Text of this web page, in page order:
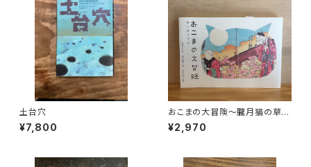
土台穴
¥7,800
おこまの大冒険〜朧月猫の草
紙〜
¥2,970